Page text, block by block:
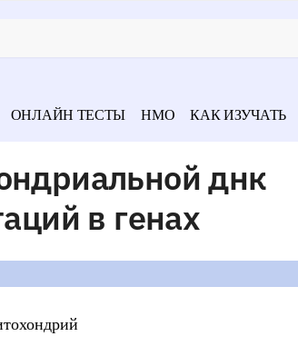
ОНЛАЙН ТЕСТЫ НМО КАК ИЗУЧАТЬ
днк
в генах